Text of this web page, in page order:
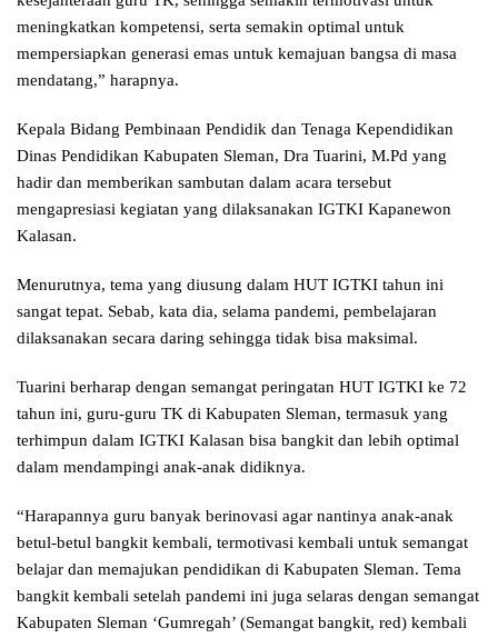
meningkatkan kompetensi, serta semakin optimal untuk
mempersiapkan generasi emas untuk kemajuan bangsa di masa
mendatang,” harapnya.
Kepala Bidang Pembinaan Pendidik dan Tenaga Kependidikan
Dinas Pendidikan Kabupaten Sleman, Dra Tuarini, M.Pd yang
hadir dan memberikan sambutan dalam acara tersebut
mengapresiasi kegiatan yang dilaksanakan IGTKI Kapanewon
Kalasan.
Menurutnya, tema yang diusung dalam HUT IGTKI tahun ini
sangat tepat. Sebab, kata dia, selama pandemi, pembelajaran
dilaksanakan secara daring sehingga tidak bisa maksimal.
Tuarini berharap dengan semangat peringatan HUT IGTKI ke 72
tahun ini, guru-guru TK di Kabupaten Sleman, termasuk yang
terhimpun dalam IGTKI Kalasan bisa bangkit dan lebih optimal
dalam mendampingi anak-anak didiknya.
“Harapannya guru banyak berinovasi agar nantinya anak-anak
betul-betul bangkit kembali, termotivasi kembali untuk semangat
belajar dan memajukan pendidikan di Kabupaten Sleman. Tema
bangkit kembali setelah pandemi ini juga selaras dengan semangat
Kabupaten Sleman ‘Gumregah’ (Semangat bangkit, red) kembali